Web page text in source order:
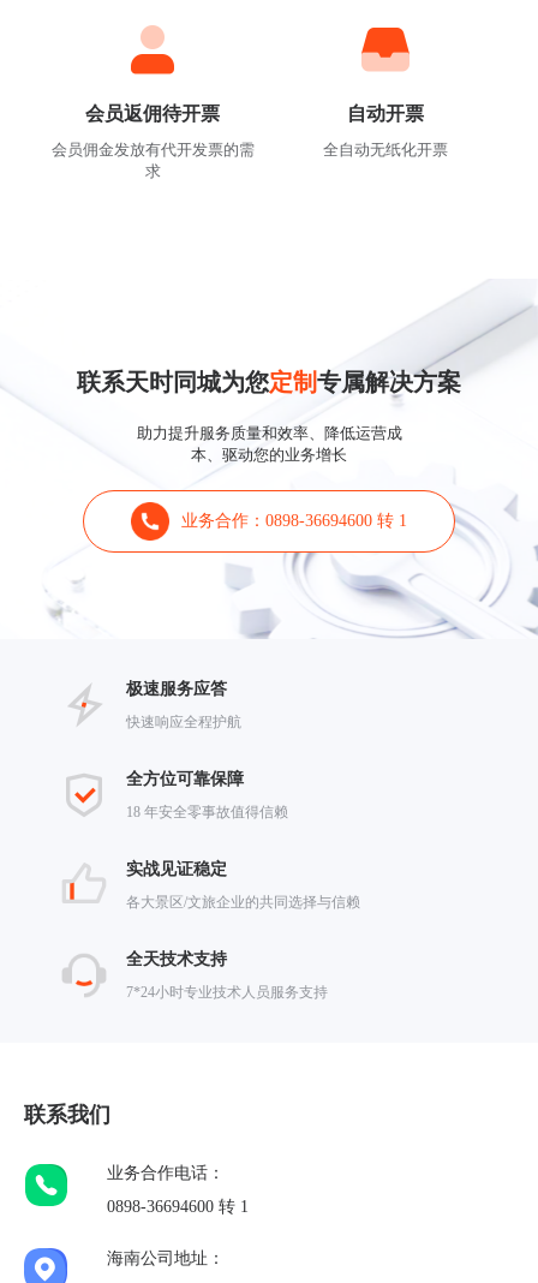
会员返佣待开票
会员佣金发放有代开发票的需
求
自动开票
全自动无纸化开票
联系天时同城为您定制专属解决方案
助力提升服务质量和效率、降低运营成
本、驱动您的业务增长
业务合作：0898-36694600 转 1
极速服务应答
快速响应全程护航
全方位可靠保障
18 年安全零事故值得信赖
实战见证稳定
各大景区/文旅企业的共同选择与信赖
全天技术支持
7*24小时专业技术人员服务支持
联系我们
业务合作电话：
0898-36694600 转 1
海南公司地址：